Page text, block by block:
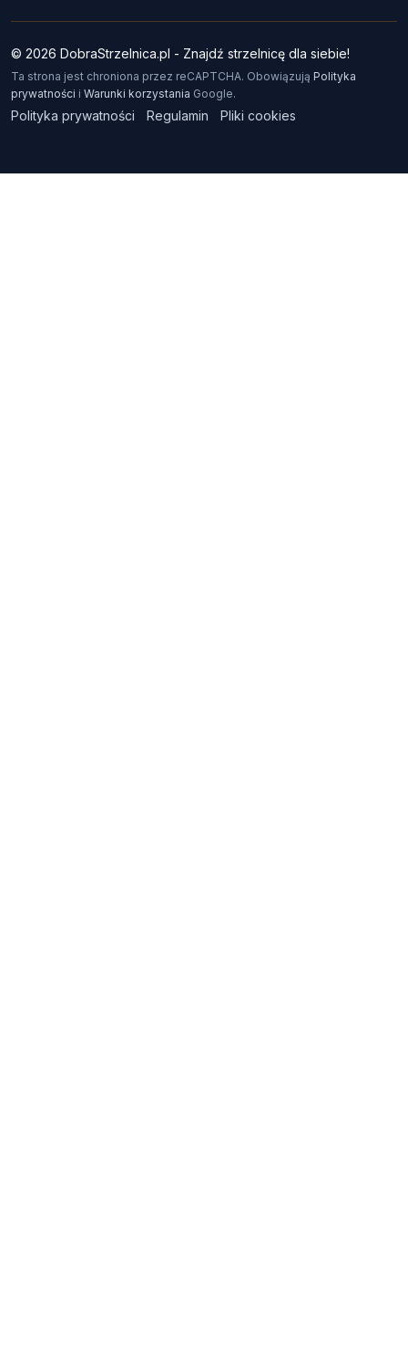
© 2026 DobraStrzelnica.pl - Znajdź strzelnicę dla siebie!
Ta strona jest chroniona przez reCAPTCHA. Obowiązują Polityka
prywatności i Warunki korzystania Google.
Polityka prywatności Regulamin Pliki cookies